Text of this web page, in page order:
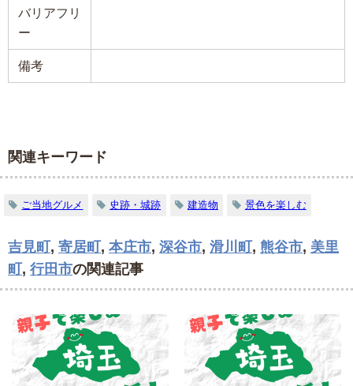
バリアフリ
ー
備考
関連キーワード
ご当地グルメ 史跡・城跡 建造物 景色を楽しむ
吉見町 , 寄居町 , 本庄市, 深谷市, 滑川町 , 熊谷市, 美里
町 , 行田市の関連記事